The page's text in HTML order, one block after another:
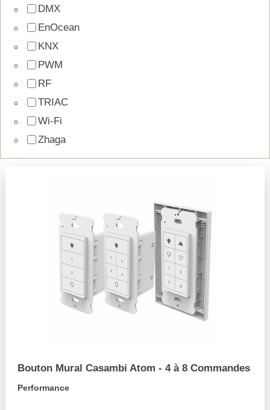
DMX
EnOcean
KNX
PWM
RF
TRIAC
Wi-Fi
Zhaga
Bouton Mural Casambi Atom - 4 à 8 Commandes
Performance